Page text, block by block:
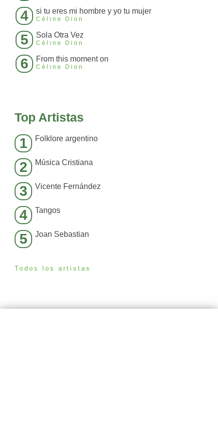
4 si tu eres mi hombre y yo tu mujer
Céline Dion
5 Sola Otra Vez
Céline Dion
6 From this moment on
Céline Dion
Top Artistas
1 Folklore argentino
2 Música Cristiana
3 Vicente Fernández
4 Tangos
5 Joan Sebastian
Todos los artistas